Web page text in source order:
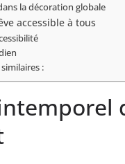
la décoration globale
accessible à tous
: